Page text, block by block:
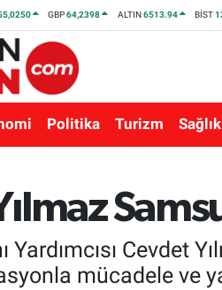
GBP64,2398 ALTIN6513.94 BİST
Politika Turizm Sağlık
Yardımcısı Cevdet
mücadele ve